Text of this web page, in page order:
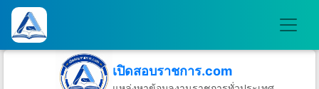
เปิดสอบราชการ.com